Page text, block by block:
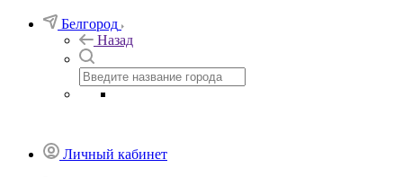
Белгород
Назад
Личный кабинет